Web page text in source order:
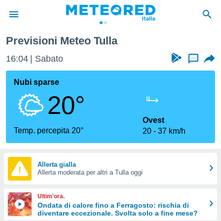
di
per
le
di
Web
le
Previsioni Meteo Tulla
16:04 Sabato ...
Nubi sparse
20°
Temp. percepita 20°
Ovest
20
37 km/h
Allerta gialla
Allerta moderata per altri a Tulla oggi
Ultim'ora.
Ondata di calore fino a Ferragosto: rischia di
diventare eccezionale. Svolta solo a fine mese?